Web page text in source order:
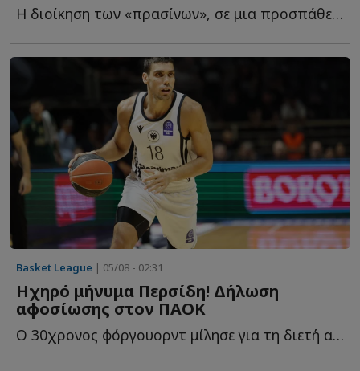
Η διοίκηση των «πρασίνων», σε μια προσπάθεια να επαναφέρει τ...
Basket League | 05/08 - 02:31
Ηχηρό μήνυμα Περσίδη! Δήλωση
αφοσίωσης στον ΠΑΟΚ
Ο 30χρονος φόργουορντ μίλησε για τη διετή ανανέωση, τ...